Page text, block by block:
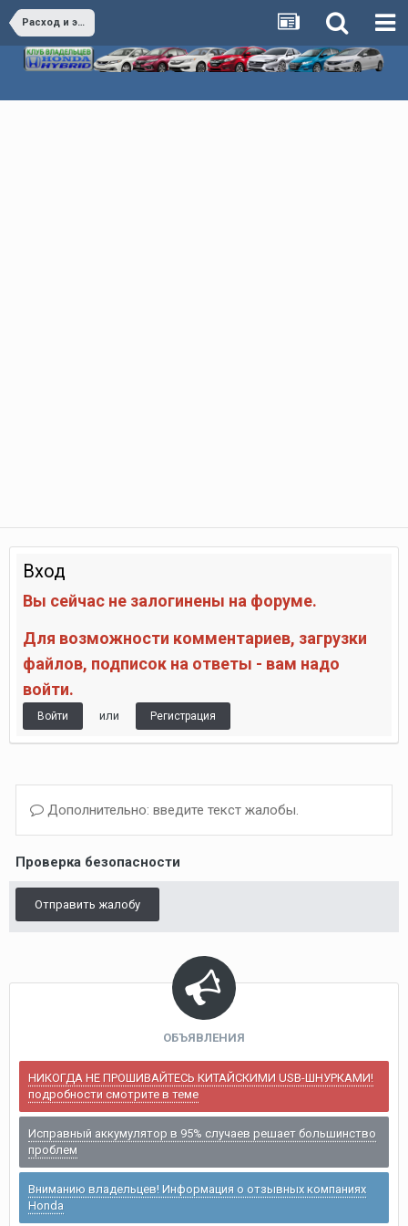
Расход и экономия Honda Hybrid
Вход
Вы сейчас не залогинены на форуме.
Для возможности комментариев, загрузки
файлов, подписок на ответы - вам надо
войти.
Войти или Регистрация
Дополнительно: введите текст жалобы.
Проверка безопасности
Отправить жалобу
ОБЪЯВЛЕНИЯ
НИКОГДА НЕ ПРОШИВАЙТЕСЬ КИТАЙСКИМИ USB-ШНУРКАМИ!
подробности смотрите в теме
Исправный аккумулятор в 95% случаев решает большинство
проблем
Вниманию владельцев! Информация о отзывных компаниях
Honda